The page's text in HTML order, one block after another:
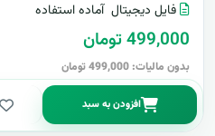
فایل دیجیتال آماده استفاده
499,000 تومان
بدون مالیات: 499,000 تومان
افزودن به سبد